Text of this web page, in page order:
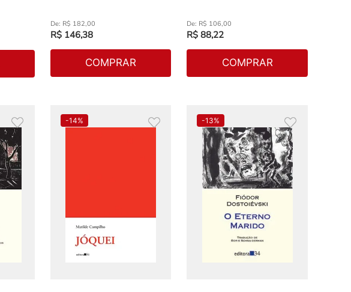
R$ 182,00
R$ 146,38
COMPRAR
R$ 106,00
R$ 88,22
COMPRAR
-14% -13%